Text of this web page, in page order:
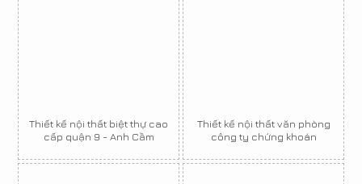
Thiết kế nội thất biệt thự cao
cấp quận 9 - Anh Cầm
Thiết kế nội thất văn phòng
công ty chứng khoán